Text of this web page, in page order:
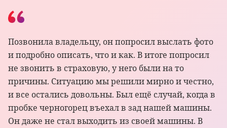
Позвонила владельцу, он попросил выслать фото
и подробно описать, что и как. В итоге попросил
не звонить в страховую, у него были на то
причины. Ситуацию мы решили мирно и честно,
и все остались довольны. Был ещё случай, когда в
пробке черногорец въехал в зад нашей машины.
Он даже не стал выходить из своей машины. В